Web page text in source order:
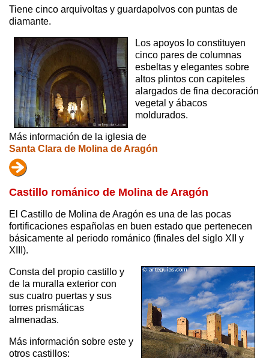
Tiene cinco arquivoltas y guardapolvos con puntas de
diamante.
Los apoyos lo constituyen
cinco pares de columnas
esbeltas y elegantes sobre
altos plintos con capiteles
alargados de fina decoración
vegetal y ábacos
moldurados.
Más información de la iglesia de
Santa Clara de Molina de Aragón
Castillo románico de Molina de Aragón
El Castillo de Molina de Aragón es una de las pocas
fortificaciones españolas en buen estado que pertenecen
básicamente al periodo románico (finales del siglo XII y
XIII).
Consta del propio castillo y
de la muralla exterior con
sus cuatro puertas y sus
torres prismáticas
almenadas.
Más información sobre este y
otros castillos: